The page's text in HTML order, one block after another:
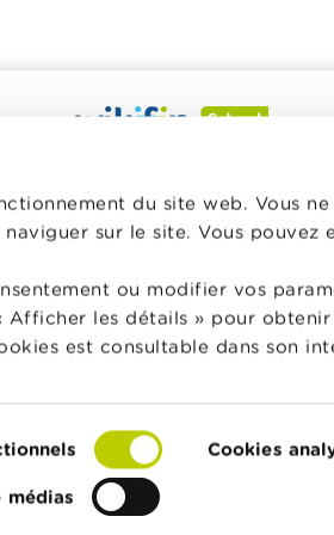
du site web. Vous
sur le site. Vous pouvez
ou modifier vos
Afficher les détails » pour
est consultable dans son
Cookies
médias
pédagogique varié et des
les aider à faire de l’éducation
classe.
Vers Wikifin School
© FSMA